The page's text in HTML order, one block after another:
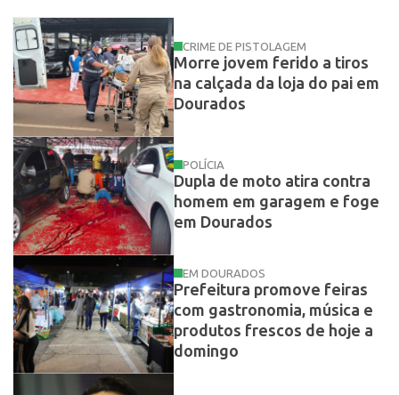
CRIME DE PISTOLAGEM
Morre jovem ferido a tiros
na calçada da loja do pai em
Dourados
POLÍCIA
Dupla de moto atira contra
homem em garagem e foge
em Dourados
EM DOURADOS
Prefeitura promove feiras
com gastronomia, música e
produtos frescos de hoje a
domingo